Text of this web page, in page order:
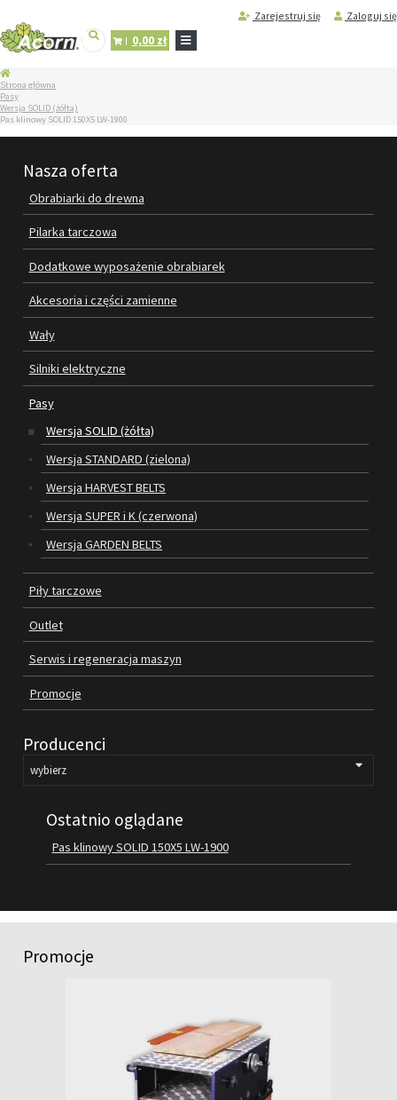
Zarejestruj się Zaloguj się
0,00 zł
STRONA
GŁÓWNA
SERWIS
MASZYN
OBRABIARKI DO DREWNA
DODATKOWE WYPOSAŻENIE
OBRABIAREK
AKCESORIA I CZĘŚCI ZAMIENNE
WAŁY
SILNIKI ELEKTRYCZNE
PIŁY TARCZOWE
OUTLET
SERWIS I REGENERACJA MASZYN
PROMOCJE
REGULAMIN
KATALOGI
OBRABIARKI DO DREWNA
SILNIKI ELEKTRYCZNE
KONTAKT
Strona główna
Pasy
Wersja SOLID (żółta)
Pas klinowy SOLID 150X5 LW-1900
Nasza oferta
Obrabiarki do drewna
Pilarka tarczowa
Dodatkowe wyposażenie obrabiarek
Akcesoria i części zamienne
Wały
Silniki elektryczne
Pasy
Wersja SOLID (żółta)
Wersja STANDARD (zielona)
Wersja HARVEST BELTS
Wersja SUPER i K (czerwona)
Wersja GARDEN BELTS
Piły tarczowe
Outlet
Serwis i regeneracja maszyn
Promocje
Producenci
Ostatnio oglądane
Pas klinowy SOLID 150X5 LW-1900
Promocje